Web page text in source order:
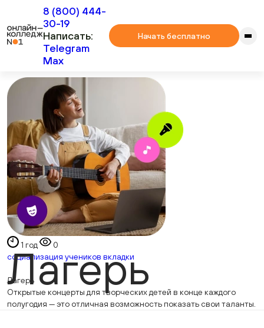
8 (800) 444-
30-19
Написать:
Telegram
Max
Начать бесплатно
1 год
0
социализация учеников вкладки
Лагерь
Лагерь
Открытые концерты для творческих детей в конце каждого
полугодия — это отличная возможность показать свои таланты.